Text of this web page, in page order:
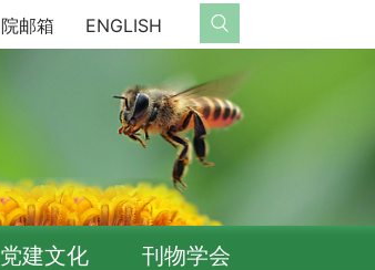
院邮箱 ENGLISH
党建文化 刊物学会